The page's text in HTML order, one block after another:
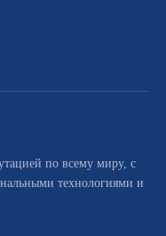
по всему миру, с
технологиями и